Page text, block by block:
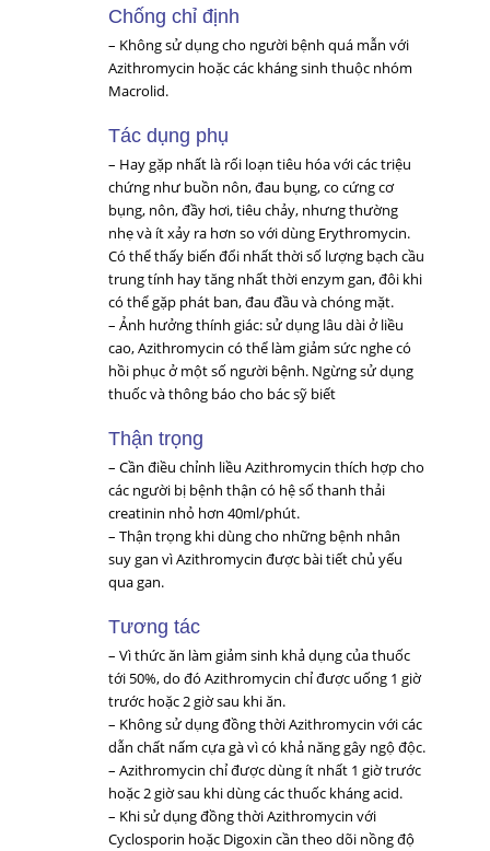
Chống chỉ định
– Không sử dụng cho người bệnh quá mẫn với
Azithromycin hoặc các kháng sinh thuộc nhóm
Macrolid.
Tác dụng phụ
– Hay gặp nhất là rối loạn tiêu hóa với các triệu
chứng như buồn nôn, đau bụng, co cứng cơ
bụng, nôn, đầy hơi, tiêu chảy, nhưng thường
nhẹ và ít xảy ra hơn so với dùng Erythromycin.
Có thể thấy biến đổi nhất thời số lượng bạch cầu
trung tính hay tăng nhất thời enzym gan, đôi khi
có thể gặp phát ban, đau đầu và chóng mặt.
– Ảnh hưởng thính giác: sử dụng lâu dài ở liều
cao, Azithromycin có thể làm giảm sức nghe có
hồi phục ở một số người bệnh. Ngừng sử dụng
thuốc và thông báo cho bác sỹ biết
Thận trọng
– Cần điều chỉnh liều Azithromycin thích hợp cho
các người bị bệnh thận có hệ số thanh thải
creatinin nhỏ hơn 40ml/phút.
– Thận trọng khi dùng cho những bệnh nhân
suy gan vì Azithromycin được bài tiết chủ yếu
qua gan.
Tương tác
– Vì thức ăn làm giảm sinh khả dụng của thuốc
tới 50%, do đó Azithromycin chỉ được uống 1 giờ
trước hoặc 2 giờ sau khi ăn.
– Không sử dụng đồng thời Azithromycin với các
dẫn chất nấm cựa gà vì có khả năng gây ngộ độc.
– Azithromycin chỉ được dùng ít nhất 1 giờ trước
hoặc 2 giờ sau khi dùng các thuốc kháng acid.
– Khi sử dụng đồng thời Azithromycin với
Cyclosporin hoặc Digoxin cần theo dõi nồng độ